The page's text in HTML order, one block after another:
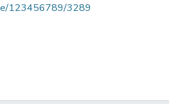
123456789/3289